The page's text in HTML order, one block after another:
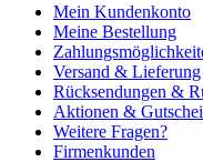
Mein Kundenkonto
Meine Bestellung
Versand & Lieferung
Rücksendungen &
Aktionen &
Weitere Fragen?
Firmenkunden